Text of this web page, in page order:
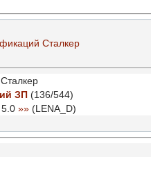
Сталкер
ЗП (136/544)
»» (LENA_D)